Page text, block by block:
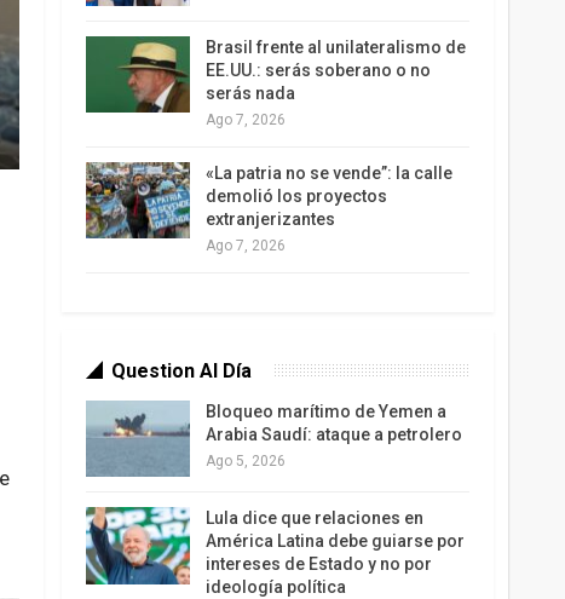
Brasil frente al unilateralismo de
EE.UU.: serás soberano o no
serás nada
Ago 7, 2026
«La patria no se vende”: la calle
demolió los proyectos
extranjerizantes
Ago 7, 2026
Question Al Día
Bloqueo marítimo de Yemen a
Arabia Saudí: ataque a petrolero
Ago 5, 2026
Lula dice que relaciones en
América Latina debe guiarse por
intereses de Estado y no por
ideología política